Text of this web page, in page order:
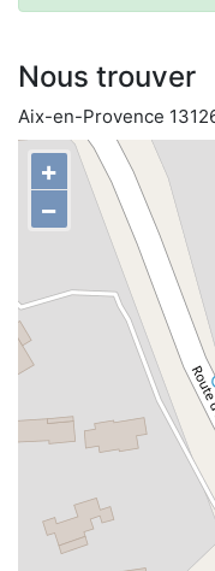
Nous trouver
Aix-en-Provence
+
−